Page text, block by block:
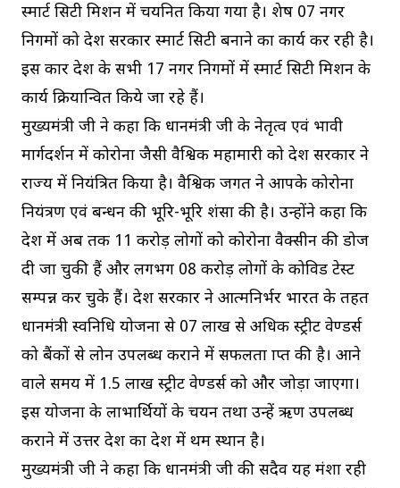
स्मार्ट सिटी मिशन में चयनित किया गया है। शेष 07 नगर
निगमों को प्रदेश सरकार स्मार्ट सिटी बनाने का कार्य कर रही है।
इस प्रकार प्रदेश के सभी 17 नगर निगमों में स्मार्ट सिटी मिशन के
कार्य क्रियान्वित किये जा रहे हैं।
मुख्यमंत्री जी ने कहा कि प्रधानमंत्री जी के नेतृत्व एवं प्रभावी
मार्गदर्शन में कोरोना जैसी वैश्विक महामारी को प्रदेश सरकार ने
राज्य में नियंत्रित किया है। वैश्विक जगत ने आपके कोरोना
नियंत्रण एवं प्रबन्धन की भूरि-भूरि प्रशंसा की है। उन्होंने कहा कि
प्रदेश में अब तक 11 करोड़ लोगों को कोरोना वैक्सीन की डोज
दी जा चुकी हैं और लगभग 08 करोड़ लोगों के कोविड टेस्ट
सम्पन्न कर चुके हैं। प्रदेश सरकार ने आत्मनिर्भर भारत के तहत
प्रधानमंत्री स्वनिधि योजना से 07 लाख से अधिक स्ट्रीट वेण्डर्स
को बैंकों से लोन उपलब्ध कराने में सफलता प्राप्त की है। आने
वाले समय में 1.5 लाख स्ट्रीट वेण्डर्स को और जोड़ा जाएगा।
इस योजना के लाभार्थियों के चयन तथा उन्हें ऋण उपलब्ध
कराने में उत्तर प्रदेश का देश में प्रथम स्थान है।
मुख्यमंत्री जी ने कहा कि प्रधानमंत्री जी की सदैव यह मंशा रही